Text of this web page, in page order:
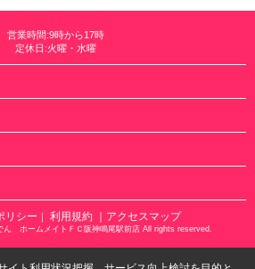
営業時間:9時から17時
定休日:火曜・水曜
リシー ｜ 利用規約 ｜アクセスマップ
ん ホームメイトＦＣ阪神鳴尾駅前店 All rights reserved.